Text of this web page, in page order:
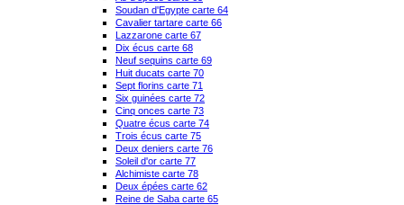
Soudan d'Egypte carte 64
Cavalier tartare carte 66
Lazzarone carte 67
Dix écus carte 68
Neuf sequins carte 69
Huit ducats carte 70
Sept florins carte 71
Six guinées carte 72
Cinq onces carte 73
Quatre écus carte 74
Trois écus carte 75
Deux deniers carte 76
Soleil d'or carte 77
Alchimiste carte 78
Deux épées carte 62
Reine de Saba carte 65